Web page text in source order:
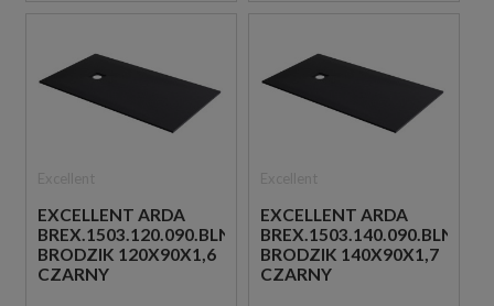
EXCELLENT ARDA
BREX.1503.120.090.BLN
BRODZIK 120X90X1,6
CZARNY
EXCELLENT ARDA
BREX.1503.140.090.BLN
BRODZIK 140X90X1,7
CZARNY